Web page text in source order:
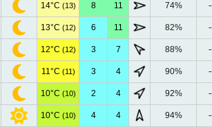
14°C (13) 8 11 74%
13°C (12) 6 11 82%
12°C (12) 3 7 88%
11°C (11) 3 4 90%
10°C (10) 2 4 92%
10°C (10) 4 4 94%